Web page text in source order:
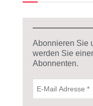
Abonnieren Sie
werden Sie
Abonnenten.